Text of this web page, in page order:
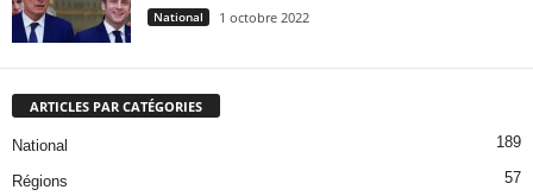
National 1 octobre 2022
ARTICLES PAR CATÉGORIES
National 189
Régions 57